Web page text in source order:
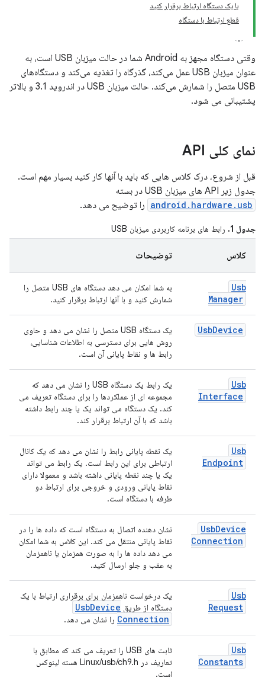
با یک دستگاه ارتباط برقرار کنید
قطع ارتباط با دستگاه
وقتی دستگاه مجهز به Android شما در حالت میزبان USB است، به
عنوان میزبان USB عمل می‌کند، گذرگاه را تغذیه می‌کند و دستگاه‌های
USB متصل را شمارش می‌کند. حالت میزبان USB در اندروید 3.1 و بالاتر
پشتیبانی می شود.
نمای کلی API
قبل از شروع، درک کلاس هایی که باید با آنها کار کنید بسیار مهم است.
جدول زیر API های میزبان USB در بسته
android.hardware.usb را توضیح می دهد.
جدول 1. رابط های برنامه کاربردی میزبان USB
کلاس توضیحات
Usb
Manager
به شما امکان می دهد دستگاه های USB متصل را
شمارش کنید و با آنها ارتباط برقرار کنید.
UsbDevice
یک دستگاه USB متصل را نشان می دهد و حاوی
روش هایی برای دسترسی به اطلاعات شناسایی،
رابط ها و نقاط پایانی آن است.
Usb
Interface
یک رابط یک دستگاه USB را نشان می دهد که
مجموعه ای از عملکردها را برای دستگاه تعریف می
کند. یک دستگاه می تواند یک یا چند رابط داشته
باشد که با آن ارتباط برقرار کند.
Usb
Endpoint
یک نقطه پایانی رابط را نشان می دهد که یک کانال
ارتباطی برای این رابط است. یک رابط می تواند
یک یا چند نقطه پایانی داشته باشد و معمولا دارای
نقاط پایانی ورودی و خروجی برای ارتباط دو
طرفه با دستگاه است.
UsbDevice
Connection
نشان دهنده اتصال به دستگاه است که داده ها را در
نقاط پایانی منتقل می کند. این کلاس به شما امکان
می دهد داده ها را به صورت همزمان یا ناهمزمان
به عقب و جلو ارسال کنید.
Usb
Request
یک درخواست ناهمزمان برای برقراری ارتباط با یک
دستگاه از طریق
UsbDevice
Connection را نشان می دهد.
Usb
Constants
ثابت های USB را تعریف می کند که مطابق با
تعاریف در Linux/usb/ch9.h هسته لینوکس
است.